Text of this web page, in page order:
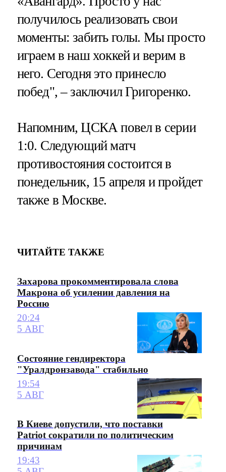
получилось реализовать свои
моменты: забить голы. Мы просто
играем в наш хоккей и верим в
него. Сегодня это принесло
побед", – заключил Григоренко.
Напомним, ЦСКА повел в серии
1:0. Следующий матч
противостояния состоится в
понедельник, 15 апреля и пройдет
также в Москве.
ЧИТАЙТЕ ТАКЖЕ
Захарова прокомментировала слова
Макрона об усилении давления на
Россию
20:24
5 АВГ
Состояние гендиректора
"Уралдронзавода" стабильно
19:54
5 АВГ
В Киеве допустили, что поставки
Patriot сократили по политическим
причинам
19:43